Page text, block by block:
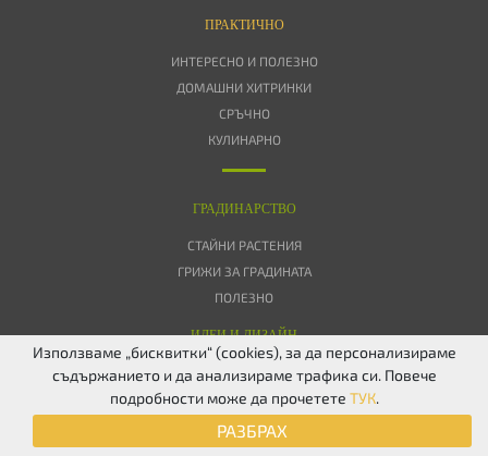
ПРАКТИЧНО
ИНТЕРЕСНО И ПОЛЕЗНО
ДОМАШНИ ХИТРИНКИ
СРЪЧНО
КУЛИНАРНО
ГРАДИНАРСТВО
СТАЙНИ РАСТЕНИЯ
ГРИЖИ ЗА ГРАДИНАТА
ПОЛЕЗНО
ИДЕИ И ДИЗАЙН
ПОВЕРИТЕЛНОСТ БИСКВИТКИ КОНТАКТИ
TWITTER
© 2026 Дом & Градина. Всички права запазени.
Използваме „бисквитки“ (cookies), за да персонализираме
съдържанието и да анализираме трафика си. Повече
подробности може да прочетете ТУК.
РАЗБРАХ